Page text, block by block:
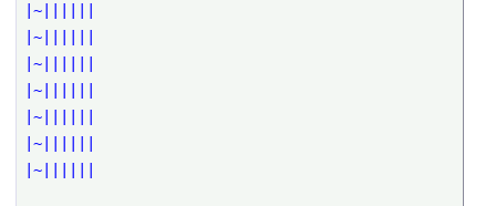
|~||||||
|~||||||
|~||||||
|~||||||
|~||||||
|~||||||
|~||||||